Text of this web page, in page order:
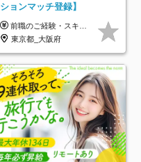
ションマッチ登録】
前職のご経験・スキル等を考慮して決定します。
東京都_大阪府